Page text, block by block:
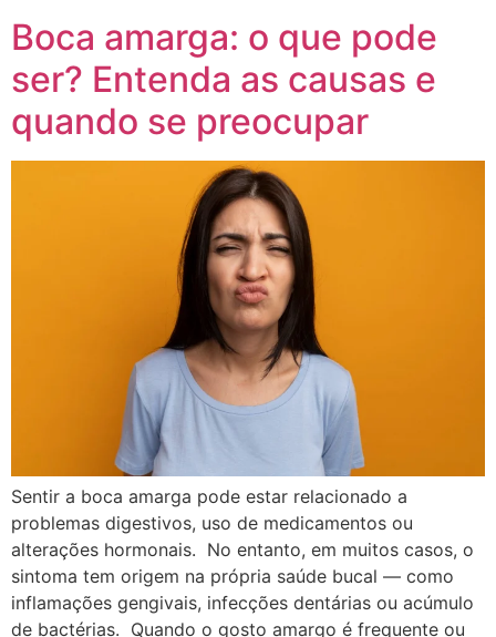
Boca amarga: o que pode
ser? Entenda as causas e
quando se preocupar
Sentir a boca amarga pode estar relacionado a
problemas digestivos, uso de medicamentos ou
alterações hormonais. No entanto, em muitos casos, o
sintoma tem origem na própria saúde bucal — como
inflamações gengivais, infecções dentárias ou acúmulo
de bactérias. Quando o gosto amargo é frequente ou